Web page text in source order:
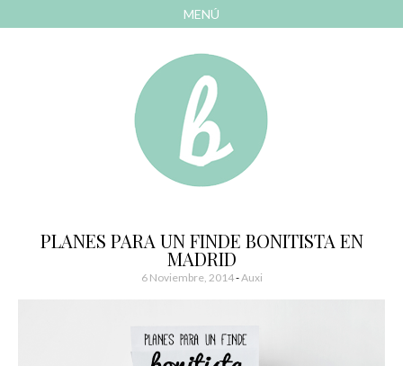
MENÚ
Bonitismos
PLANES PARA UN FINDE BONITISTA EN
MADRID
6 Noviembre, 2014-Auxi